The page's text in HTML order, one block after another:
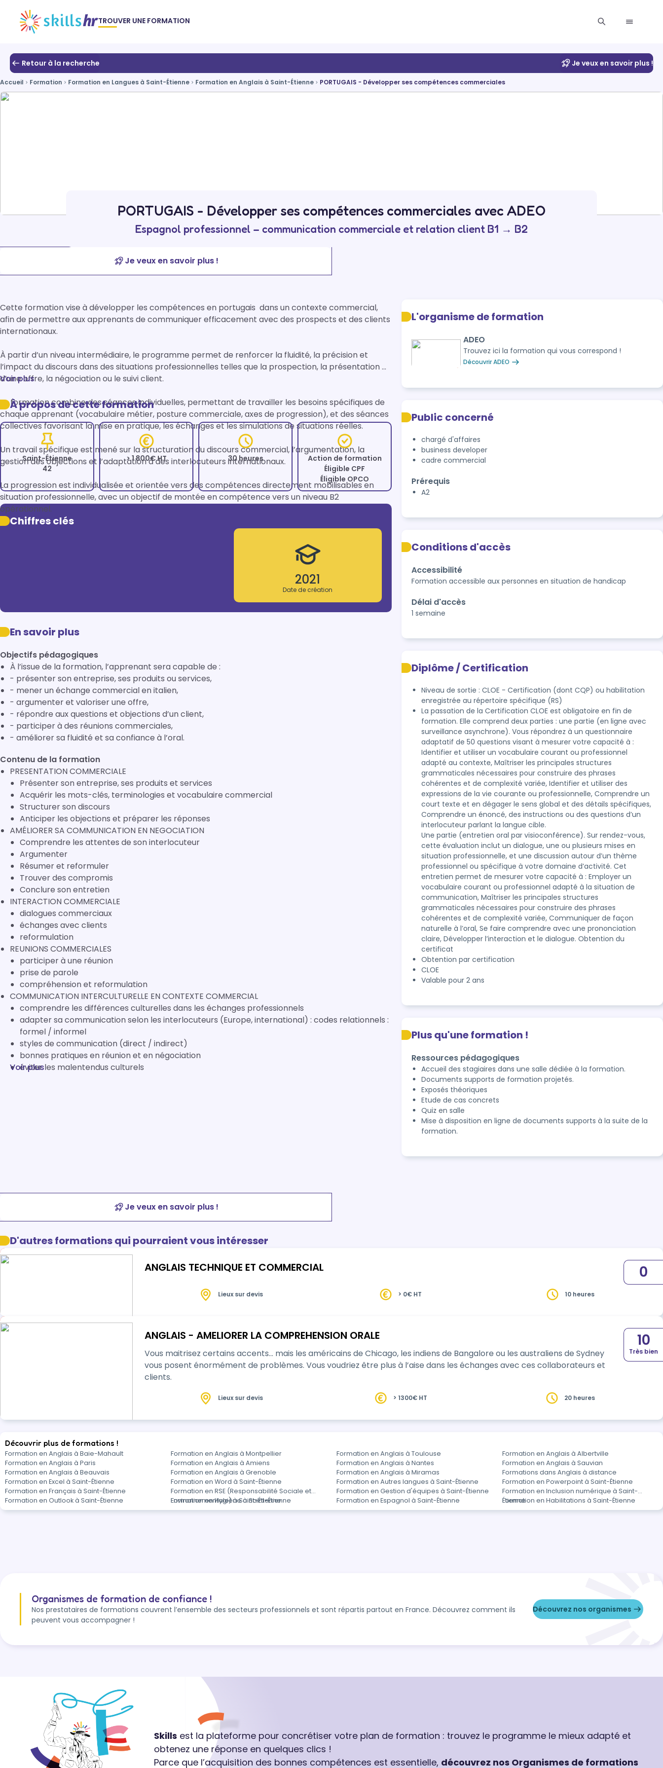
TROUVER UNE FORMATION
Retour à la recherche Je veux en savoir plus !
Accueil Formation Formation en Langues à Saint-Étienne Formation en Anglais à Saint-Étienne PORTUGAIS - Développer ses compétences commerciales
PORTUGAIS - Développer ses compétences commerciales avec ADEO
Espagnol professionnel – communication commerciale et relation client B1 → B2
Je veux en savoir plus !
Cette formation vise à développer les compétences en portugais  dans un contexte commercial,
afin de permettre aux apprenants de communiquer efficacement avec des prospects et des clients
internationaux.
À partir d’un niveau intermédiaire, le programme permet de renforcer la fluidité, la précision et
l’impact du discours dans des situations professionnelles telles que la prospection, la présentation
d’une offre, la négociation ou le suivi client.
La formation combine des séances individuelles, permettant de travailler les besoins spécifiques de
chaque apprenant (vocabulaire métier, posture commerciale, axes de progression), et des séances
collectives favorisant la mise en pratique, les échanges et les simulations de situations réelles.
Un travail spécifique est mené sur la structuration du discours commercial, l’argumentation, la
gestion des objections et l’adaptation à des interlocuteurs internationaux.
La progression est individualisée et orientée vers des compétences directement mobilisables en
situation professionnelle, avec un objectif de montée en compétence vers un niveau B2
opérationnel.
Voir plus
À propos de cette formation
Saint-Étienne
42
> 1 800€ HT 30 heures
Action de formation
Éligible CPF
Éligible OPCO
Chiffres clés
2021
Date de création
En savoir plus
Objectifs pédagogiques
À l’issue de la formation, l’apprenant sera capable de :
- présenter son entreprise, ses produits ou services,
- mener un échange commercial en italien,
- argumenter et valoriser une offre,
- répondre aux questions et objections d’un client,
- participer à des réunions commerciales,
- améliorer sa fluidité et sa confiance à l’oral.
Contenu de la formation
PRESENTATION COMMERCIALE
Présenter son entreprise, ses produits et services
Acquérir les mots-clés, terminologies et vocabulaire commercial
Structurer son discours
Anticiper les objections et préparer les réponses
AMÉLIORER SA COMMUNICATION EN NEGOCIATION
Comprendre les attentes de son interlocuteur
Argumenter
Résumer et reformuler
Trouver des compromis
Conclure son entretien
INTERACTION COMMERCIALE
dialogues commerciaux
échanges avec clients
reformulation
REUNIONS COMMERCIALES
participer à une réunion
prise de parole
compréhension et reformulation
COMMUNICATION INTERCULTURELLE EN CONTEXTE COMMERCIAL
comprendre les différences culturelles dans les échanges professionnels
adapter sa communication selon les interlocuteurs (Europe, international) : codes relationnels :
formel / informel
styles de communication (direct / indirect)
bonnes pratiques en réunion et en négociation
éviter les malentendus culturels
Voir plus
L'organisme de formation
ADEO
Trouvez ici la formation qui vous correspond !
Découvrir ADEO
Public concerné
chargé d'affaires
business developer
cadre commercial
Prérequis
A2
Conditions d'accès
Accessibilité
Formation accessible aux personnes en situation de handicap
Délai d'accès
1 semaine
Diplôme / Certification
Niveau de sortie : CLOE - Certification (dont CQP) ou habilitation
enregistrée au répertoire spécifique (RS)
La passation de la Certification CLOE est obligatoire en fin de
formation. Elle comprend deux parties : une partie (en ligne avec
surveillance asynchrone). Vous répondrez à un questionnaire
adaptatif de 50 questions visant à mesurer votre capacité à :
Identifier et utiliser un vocabulaire courant ou professionnel
adapté au contexte, Maîtriser les principales structures
grammaticales nécessaires pour construire des phrases
cohérentes et de complexité variée, Identifier et utiliser des
expressions de la vie courante ou professionnelle, Comprendre un
court texte et en dégager le sens global et des détails spécifiques,
Comprendre un énoncé, des instructions ou des questions d’un
interlocuteur parlant la langue cible.
Une partie (entretien oral par visioconférence). Sur rendez-vous,
cette évaluation inclut un dialogue, une ou plusieurs mises en
situation professionnelle, et une discussion autour d’un thème
professionnel ou spécifique à votre domaine d’activité. Cet
entretien permet de mesurer votre capacité à : Employer un
vocabulaire courant ou professionnel adapté à la situation de
communication, Maîtriser les principales structures
grammaticales nécessaires pour construire des phrases
cohérentes et de complexité variée, Communiquer de façon
naturelle à l’oral, Se faire comprendre avec une prononciation
claire, Développer l’interaction et le dialogue. Obtention du
certificat
Obtention par certification
CLOE
Valable pour 2 ans
Plus qu'une formation !
Ressources pédagogiques
Accueil des stagiaires dans une salle dédiée à la formation.
Documents supports de formation projetés.
Exposés théoriques
Etude de cas concrets
Quiz en salle
Mise à disposition en ligne de documents supports à la suite de la
formation.
Je veux en savoir plus !
D'autres formations qui pourraient vous intéresser
ANGLAIS TECHNIQUE ET COMMERCIAL
0
Lieux sur devis > 0€ HT 10 heures
ANGLAIS - AMELIORER LA COMPREHENSION ORALE
Vous maitrisez certains accents… mais les américains de Chicago, les indiens de Bangalore ou les australiens de Sydney
vous posent énormément de problèmes. Vous voudriez être plus à l’aise dans les échanges avec ces collaborateurs et
clients.
10
Très bien
Lieux sur devis > 1300€ HT 20 heures
Découvrir plus de formations !
Formation en Anglais à Baie-Mahault Formation en Anglais à Montpellier Formation en Anglais à Toulouse
Formation en Anglais à Albertville
Formation en Anglais à Paris
Formation en Anglais à Amiens Formation en Anglais à Nantes
Formation en Anglais à Sauvian
Formation en Anglais à Beauvais
Formation en Anglais à Grenoble Formation en Anglais à Miramas
Formations dans Anglais à distance
Formation en Excel à Saint-Étienne
Formation en Word à Saint-Étienne Formation en Autres langues à Saint-Étienne
Formation en Powerpoint à Saint-Étienne
Formation en Français à Saint-Étienne
Formation en RSE (Responsabilité Sociale et
Environnementale) à Saint-Étienne
Formation en Gestion d'équipes à Saint-Étienne
Formation en Inclusion numérique à Saint-
Étienne
Formation en Outlook à Saint-Étienne Formation en Hygiène à Saint-Étienne Formation en Espagnol à Saint-Étienne Formation en Habilitations à Saint-Étienne
Organismes de formation de confiance !
Nos prestataires de formations couvrent l’ensemble des secteurs professionnels et sont répartis partout en France. Découvrez comment ils
peuvent vous accompagner !
Découvrez nos organismes
Skills est la plateforme pour concrétiser votre plan de formation : trouvez le programme le mieux adapté et
obtenez une réponse en quelques clics !
Parce que l’acquisition des bonnes compétences est essentielle, découvrez nos Organismes de formations